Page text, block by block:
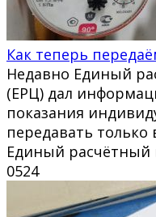
Как теперь
Недавно Единый
(ЕРЦ) дал
показания
передавать только
Единый расчётный
0524